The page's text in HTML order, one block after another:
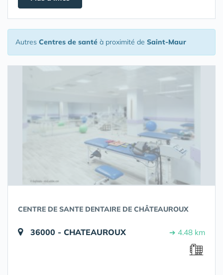
Autres Centres de santé à proximité de Saint-Maur
CENTRE DE SANTE DENTAIRE DE CHÂTEAUROUX
36000 - CHATEAUROUX ➔ 4.48 km